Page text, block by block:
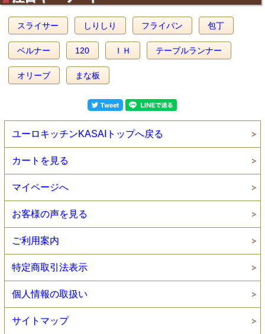
スライサー しりしり フライパン 包丁
ベルナー 120 ＩＨ テーブルランナー
オリーブ まな板
ユーロキッチンKASAIトップへ戻る
カートを見る
マイページへ
お客様の声を見る
ご利用案内
特定商取引法表示
個人情報の取扱い
サイトマップ